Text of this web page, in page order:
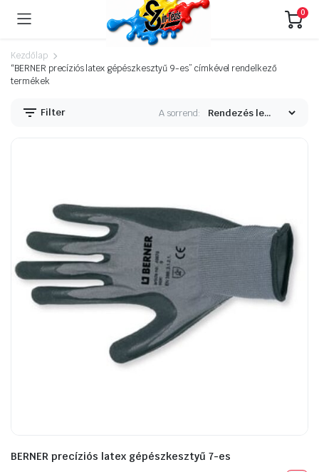
0
Kezdőlap
“BERNER precíziós latex gépészkesztyű 9-es” címkével rendelkező
termékek
Filter A sorrend:
BERNER precíziós latex gépészkesztyű 7-es